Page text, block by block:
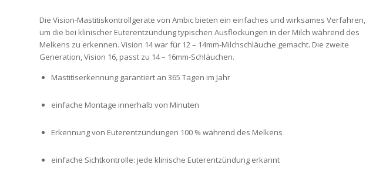
Die Vision-Mastitiskontrollgeräte von Ambic bieten ein einfaches und wirksames Verfahren,
um die bei klinischer Euterentzündung typischen Ausflockungen in der Milch während des
Melkens zu erkennen. Vision 14 war für 12 – 14mm-Milchschläuche gemacht. Die zweite
Generation, Vision 16, passt zu 14 – 16mm-Schläuchen.
Mastitiserkennung garantiert an 365 Tagen im Jahr
einfache Montage innerhalb von Minuten
Erkennung von Euterentzündungen 100 % während des Melkens
einfache Sichtkontrolle: jede klinische Euterentzündung erkannt